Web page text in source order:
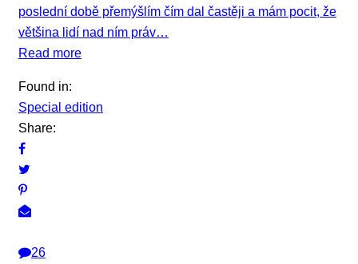
poslední době přemýšlím čím dal častěji a mám pocit, že
většina lidí nad ním práv…
Read more
Found in:
Special edition
Share:
26